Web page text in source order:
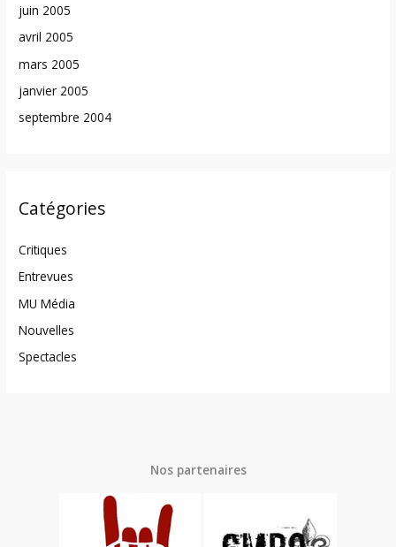
juin 2005
avril 2005
mars 2005
janvier 2005
septembre 2004
Catégories
Critiques
Entrevues
MU Média
Nouvelles
Spectacles
Nos partenaires